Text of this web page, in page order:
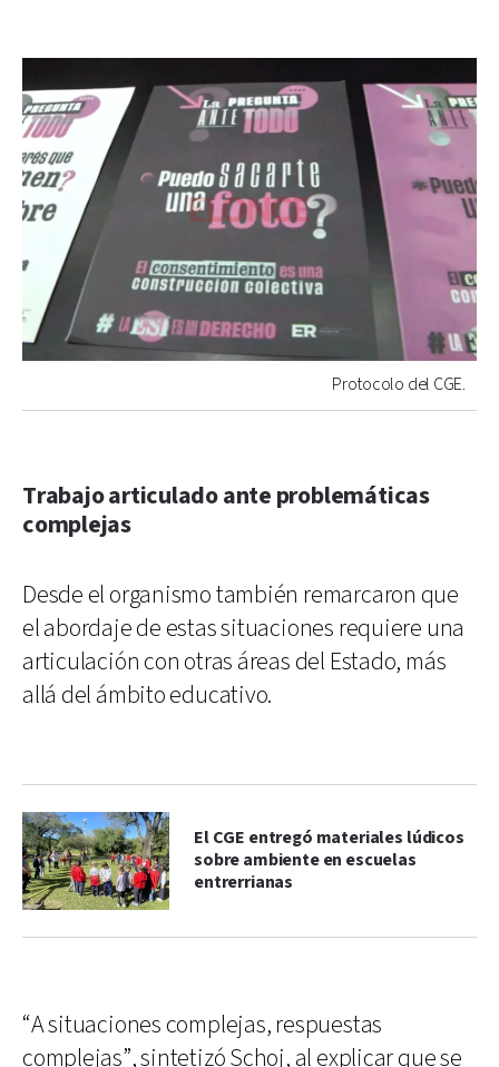
Protocolo del CGE.
Trabajo articulado ante problemáticas
complejas
Desde el organismo también remarcaron que
el abordaje de estas situaciones requiere una
articulación con otras áreas del Estado, más
allá del ámbito educativo.
El CGE entregó materiales lúdicos
sobre ambiente en escuelas
entrerrianas
“A situaciones complejas, respuestas
complejas”, sintetizó Schoj, al explicar que se